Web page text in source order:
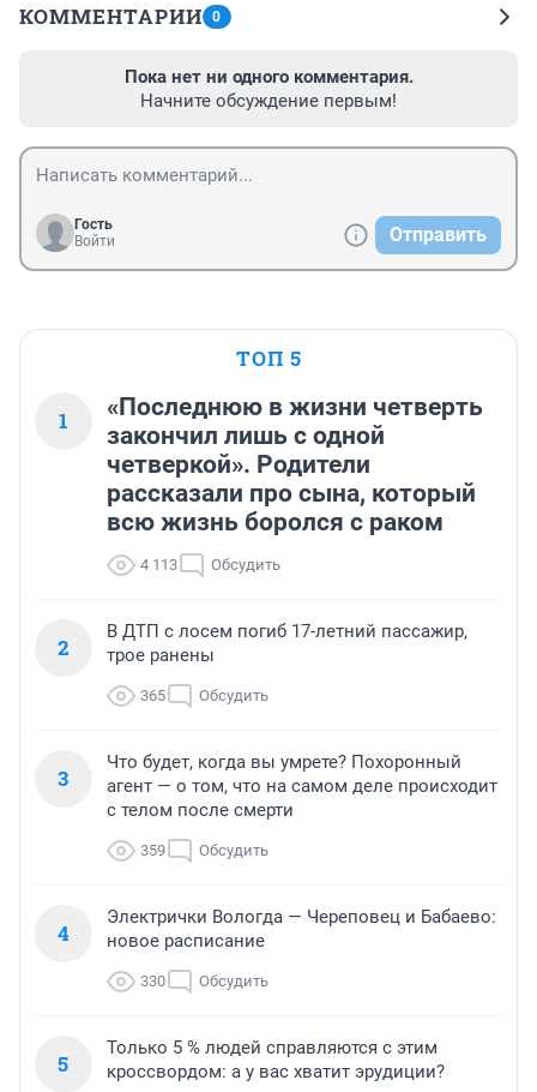
КОММЕНТАРИИ 0
Пока нет ни одного комментария.
Начните обсуждение первым!
Гость
Войти
Отправить
ТОП 5
1
«Последнюю в жизни четверть
закончил лишь с одной
четверкой». Родители
рассказали про сына, который
всю жизнь боролся с раком
4 113 Обсудить
2
В ДТП с лосем погиб 17-летний пассажир,
трое ранены
365 Обсудить
3
Что будет, когда вы умрете? Похоронный
агент — о том, что на самом деле происходит
с телом после смерти
359 Обсудить
4
Электрички Вологда — Череповец и Бабаево:
новое расписание
330 Обсудить
5
Только 5 % людей справляются с этим
кроссвордом: а у вас хватит эрудиции?